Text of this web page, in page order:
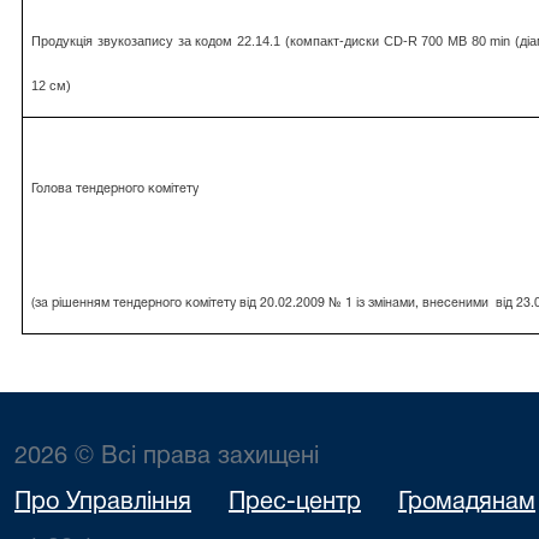
Продукція звукозапису за кодом 22.14.1 (компакт-диски CD-R 700 MB 80 min
12 см)
Голова тендерного комітету
(за рішенням тендерного комітету від 20.02.2009 № 1 із змінами, внесеними від
2026 © Всі права захищені
Про Управління Прес-центр Громадянам